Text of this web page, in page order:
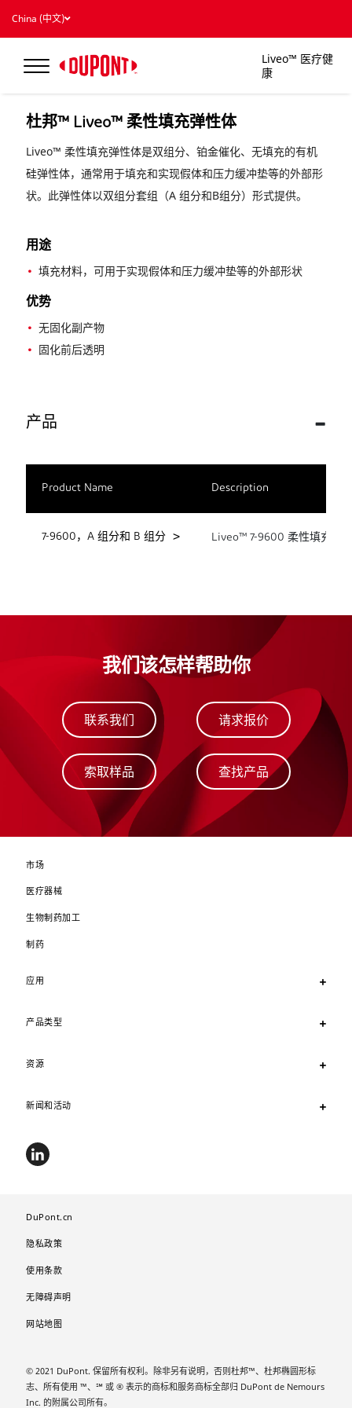
China (中文)
Liveo™ 医疗健
康
杜邦™ Liveo™ 柔性填充弹性体
Liveo™ 柔性填充弹性体是双组分、铂金催化、无填充的有机
硅弹性体，通常用于填充和实现假体和压力缓冲垫等的外部形
状。此弹性体以双组分套组（A 组分和B组分）形式提供。
用途
填充材料，可用于实现假体和压力缓冲垫等的外部形状
优势
无固化副产物
固化前后透明
产品
Product Name Description
7-9600，A 组分和 B 组分 Liveo™ 7-9600 柔性填充弹
我们该怎样帮助你
联系我们 请求报价
索取样品 查找产品
市场
医疗器械
生物制药加工
制药
应用
产品类型
资源
新闻和活动
DuPont.cn
隐私政策
使用条款
无障碍声明
网站地图
© 2021 DuPont. 保留所有权利。除非另有说明，否则杜邦™、杜邦椭圆形标
志、所有使用 ™、℠ 或 ® 表示的商标和服务商标全部归 DuPont de Nemours
Inc. 的附属公司所有。